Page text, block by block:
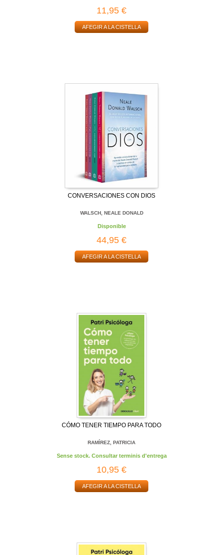
11,95 €
AFEGIR A LA CISTELLA
CONVERSACIONES CON DIOS
WALSCH, NEALE DONALD
Disponible
44,95 €
AFEGIR A LA CISTELLA
CÓMO TENER TIEMPO PARA TODO
RAMÍREZ, PATRICIA
Sense stock. Consultar terminis d'entrega
10,95 €
AFEGIR A LA CISTELLA